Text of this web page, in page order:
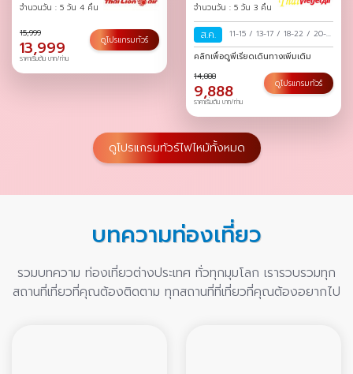
จำนวนวัน : 5 วัน 4 คืน
15,999
13,999
ราคาเริ่มต้น บาท/ท่าน
ดูโปรแกรมทัวร์
จำนวนวัน : 5 วัน 3 คืน
ส.ค. 11-15 / 13-17 / 18-22 / 20-
24/25-29/27-31/
คลิกเพื่อดูพีเรียดเดินทางเพิ่มเติม
14,888
9,888
ราคาเริ่มต้น บาท/ท่าน
ดูโปรแกรมทัวร์
ดูโปรแกรมทัวร์ไฟไหม้ทั้งหมด
บทความท่องเที่ยว
รวมบทความ ท่องเที่ยวต่างประเทศ ทั่วทุกมุมโลก เรารวบรวมทุก
สถานที่เที่ยวที่คุณต้องติดตาม ทุกสถานที่ที่เที่ยวที่คุณต้องอยากไป